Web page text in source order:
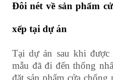
Đôi nét về sản phẩm
xếp tại dự án
Tại dự án sau khi
mẫu đã đi đến thống
đặt sản phẩm cửa